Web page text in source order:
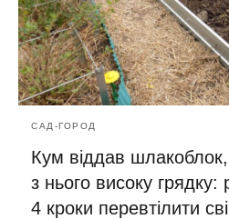
САД-ГОРОД
Кум віддав
з нього високу грядку:
4 кроки перевтілити